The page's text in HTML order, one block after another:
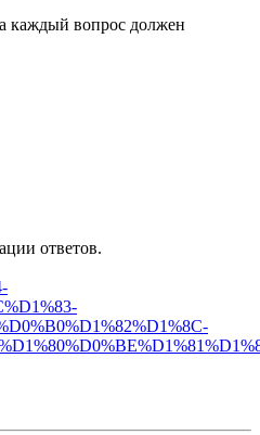
каждый вопрос должен
ответов.